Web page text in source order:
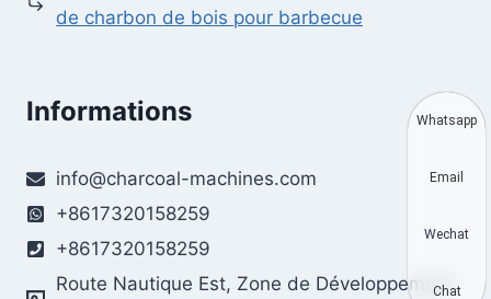
de charbon de bois pour barbecue
Informations
info@charcoal-machines.com
+8617320158259
+8617320158259
Route Nautique Est, Zone de Développement
Whatsapp
Email
Wechat
Chat